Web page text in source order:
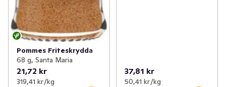
Pommes Friteskrydda
68 g, Santa Maria
21,72 kr
319,41 kr /kg
37,81 kr
50,41 kr /kg